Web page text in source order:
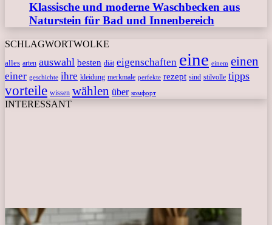
Klassische und moderne Waschbecken aus
Naturstein für Bad und Innenbereich
SCHLAGWORTWOLKE
alles arten auswahl besten diät eigenschaften eine einem einen
einer geschichte ihre kleidung merkmale perfekte rezept sind stilvolle tipps
vorteile wissen wählen über комфорт
INTERESSANT